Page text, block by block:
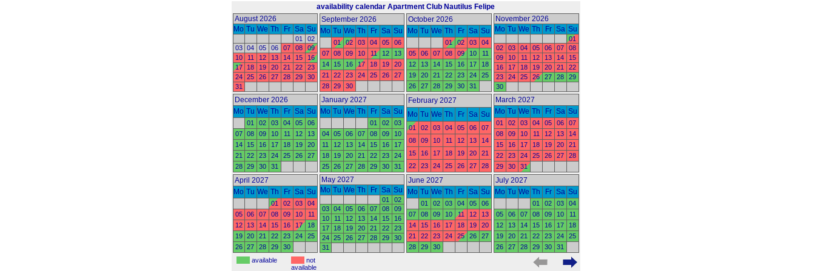
availability calendar Apartment Club Nautilus Felipe
August 2026
Mo Tu We Th Fr Sa Su
01
02
03
04 05 06 07 08
09
10
11 12 13 14 15
16
17
18 19 20 21 22
23
24
25 26 27 28 29
30
31
September 2026
Mo Tu We Th Fr Sa Su
01 02 03 04 05
06
07
08 09 10 11 12
13
14
15 16 17 18 19
20
21
22 23 24 25 26
27
28
29 30
October 2026
Mo Tu We Th Fr Sa Su
01 02 03
04
05
06 07 08 09 10
11
12
13 14 15 16 17
18
19
20 21 22 23 24
25
26
27 28 29 30 31
November 2026
Mo Tu We Th Fr Sa Su
01
02
03 04 05 06 07
08
09
10 11 12 13 14
15
16
17 18 19 20 21
22
23
24 25 26 27 28
29
30
December 2026
Mo Tu We Th Fr Sa Su
01 02 03 04 05
06
07
08 09 10 11 12
13
14
15 16 17 18 19
20
21
22 23 24 25 26
27
28
29 30 31
January 2027
Mo Tu We Th Fr Sa Su
01 02
03
04
05 06 07 08 09
10
11
12 13 14 15 16
17
18
19 20 21 22 23
24
25
26 27 28 29 30 31
February 2027
Mo Tu We Th Fr Sa Su
01 02 03 04 05 06
07
08
09 10 11 12 13
14
15
16 17 18 19 20
21
22
23 24 25 26 27 28
March 2027
Mo Tu We Th Fr Sa Su
01 02 03 04 05 06
07
08
09 10 11 12 13
14
15
16 17 18 19 20
21
22
23 24 25 26 27
28
29
30 31
April 2027
Mo Tu We Th Fr Sa Su
01 02 03
04
05
06 07 08 09 10
11
12
13 14 15 16 17
18
19
20 21 22 23 24
25
26
27 28 29 30
May 2027
Mo Tu We Th Fr Sa Su
01
02
03
04 05 06 07 08
09
10
11 12 13 14 15
16
17
18 19 20 21 22
23
24
25 26 27 28 29
30
31
June 2027
Mo Tu We Th Fr Sa Su
01 02 03 04 05
06
07
08 09 10 11 12
13
14
15 16 17 18 19
20
21
22 23 24 25 26
27
28
29 30
July 2027
Mo Tu We Th Fr Sa Su
01 02 03
04
05
06 07 08 09 10
11
12
13 14 15 16 17
18
19
20 21 22 23 24
25
26
27 28 29 30
31
available
not
available